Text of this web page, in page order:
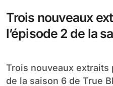
Trois nouveaux
l’épisode 2 de la
Trois nouveaux extraits pour le second épisode
de la saison 6 de True